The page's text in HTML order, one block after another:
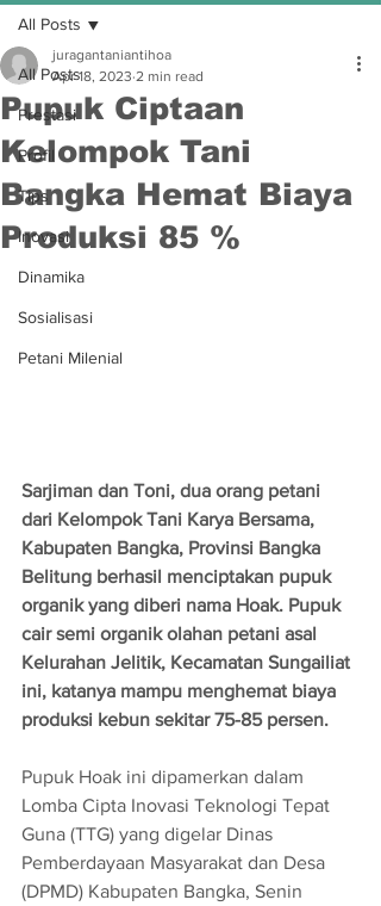
All Posts
Prestasi
Profil
Tips
Inovasi
Dinamika
Sosialisasi
Petani Milenial
All Posts
Pupuk Ciptaan
Kelompok Tani
Bangka Hemat Biaya
Produksi 85 %
juragantaniantihoa
Apr 18, 2023 2 min read
Sarjiman dan Toni, dua orang petani
dari Kelompok Tani Karya Bersama,
Kabupaten Bangka, Provinsi Bangka
Belitung berhasil menciptakan pupuk
organik yang diberi nama Hoak. Pupuk
cair semi organik olahan petani asal
Kelurahan Jelitik, Kecamatan Sungailiat
ini, katanya mampu menghemat biaya
produksi kebun sekitar 75-85 persen.
Pupuk Hoak ini dipamerkan dalam
Lomba Cipta Inovasi Teknologi Tepat
Guna (TTG) yang digelar Dinas
Pemberdayaan Masyarakat dan Desa
(DPMD) Kabupaten Bangka, Senin